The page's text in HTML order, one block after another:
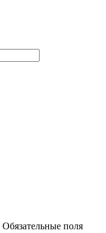
Обязательные поля